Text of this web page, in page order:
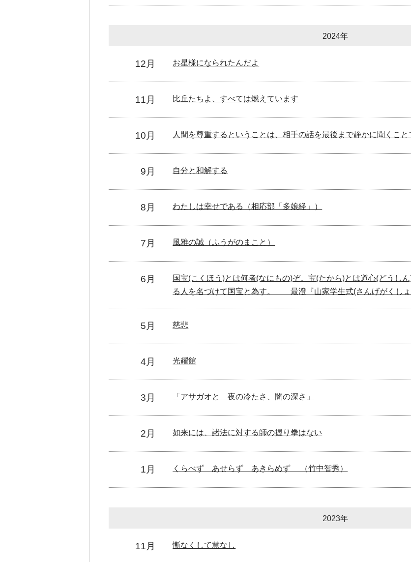
2024年
12月 お星様になられたんだよ
11月 比丘たちよ、すべては燃えています
10月 人間を尊重するということは、相手の話を最後まで静かに聞くこと
9月 自分と和解する
8月 わたしは幸せである（相応部「多娘経」）
7月 風雅の誠（ふうがのまこと）
6月
国宝(こくほう)とは何者(なにもの)ぞ。宝(たから)と
る人を名づけて国宝と為す。 最澄『山家学生式(さんげがくしょ
5月 慈悲
4月 光耀館
3月 「アサガオと 夜の冷たさ、闇の深さ」
2月 如来には、諸法に対する師の握り拳はない
1月 くらべず あせらず あきらめず （竹中智秀）
2023年
11月 慚なくして慧なし